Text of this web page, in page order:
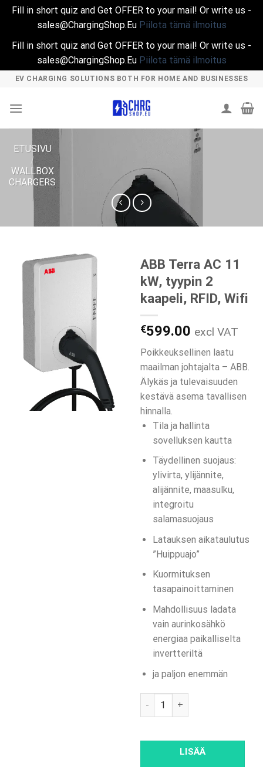
Fill in short quiz and Get OFFER to your mail! Or write us -
sales@ChargingShop.Eu Piilota tämä ilmoitus
Fill in short quiz and Get OFFER to your mail! Or write us -
sales@ChargingShop.Eu Piilota tämä ilmoitus
Skip
content
EV CHARGING SOLUTIONS BOTH FOR HOME AND BUSINESSES
ETUSIVU
/
WALLBOX
CHARGERS
ABB Terra AC 11
kW, tyypin 2
kaapeli, RFID, Wifi
€599.00 excl VAT
Poikkeuksellinen laatu
maailman johtajalta – ABB.
Älykäs ja tulevaisuuden
kestävä asema tavallisen
hinnalla.
Tila ja hallinta
sovelluksen kautta
Täydellinen suojaus:
ylivirta, ylijännite,
alijännite, maasulku,
integroitu
salamasuojaus
Latauksen aikataulutus
”Huippuajo”
Kuormituksen
tasapainoittaminen
Mahdollisuus ladata
vain aurinkosähkö
energiaa paikalliselta
invertteriltä
ja paljon enemmän
ABB Terra AC 11 kW, tyypin
LISÄÄ